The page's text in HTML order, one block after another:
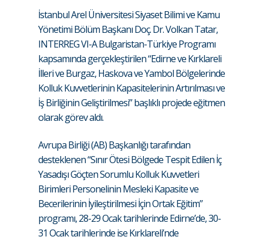
İstanbul Arel Üniversitesi Siyaset Bilimi ve Kamu
Yönetimi Bölüm Başkanı Doç. Dr. Volkan Tatar,
INTERREG VI-A Bulgaristan-Türkiye Programı
kapsamında gerçekleştirilen “Edirne ve Kırklareli
İlleri ve Burgaz, Haskova ve Yambol Bölgelerinde
Kolluk Kuvvetlerinin Kapasitelerinin Artırılması ve
İş Birliğinin Geliştirilmesi” başlıklı projede eğitmen
olarak görev aldı.
Avrupa Birliği (AB) Başkanlığı tarafından
desteklenen “Sınır Ötesi Bölgede Tespit Edilen İç
Yasadışı Göçten Sorumlu Kolluk Kuvvetleri
Birimleri Personelinin Mesleki Kapasite ve
Becerilerinin İyileştirilmesi İçin Ortak Eğitim”
programı, 28-29 Ocak tarihlerinde Edirne’de, 30-
31 Ocak tarihlerinde ise Kırklareli’nde